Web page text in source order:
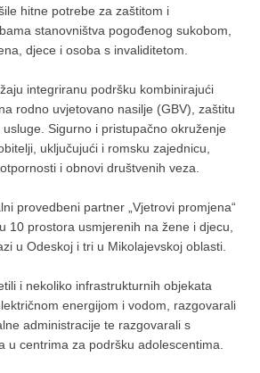
hitne potrebe za zaštitom i
stanovništva pogođenog sukobom,
djece i osoba s invaliditetom.
integriranu podršku kombinirajući
rodno uvjetovano nasilje (GBV), zaštitu
Sigurno i pristupačno okruženje
uključujući i romsku zajednicu,
i obnovi društvenih veza.
provedbeni partner „Vjetrovi promjena“
10 prostora usmjerenih na žene i djecu,
u Odeskoj i tri u Mikolajevskoj oblasti.
i nekoliko infrastrukturnih objekata
energijom i vodom, razgovarali
administracije te razgovarali s
u centrima za podršku adolescentima.